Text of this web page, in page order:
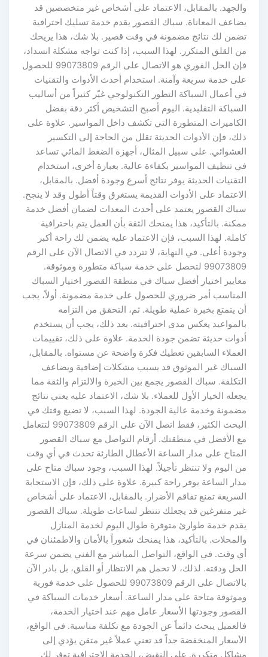
والجهد. بالمقابل، الاعتماد على أشخاص غير متخصصين قد
يضاعف المعاناة. سباك القصور يقدم خدمة تسليك احترافية
تضمن لك نتائج مضمونة في وقت قصير. بلا شك، هذا يريحك
من القلق المتكرر. لهذا السبب، إذا كنت تواجه مشكلة انسداد،
فإن الحل الفوري هو الاتصال على الرقم 99073809 للحصول
على خدمة سريعة وآمنة. استخدام أحدث الأدوات والتقنيات
في أعمال السباكة التطور التكنولوجي غيّر كثيراً من أساليب
السباكة التقليدية. اليوم أصبح التشخيص أكثر دقة بفضل
الكاميرات المتطورة التي تكشف داخل المواسير. علاوة على
ذلك، فإن الأدوات الحديثة تقلل من الحاجة إلى التكسير
العشوائي. على سبيل المثال، أجهزة الضغط المائي تساعد
في تنظيف المواسير بكفاءة عالية. بعبارة أخرى، استخدام
التقنيات الحديثة يوفر نتائج أسرع وجودة أفضل. بالمقابل،
الاعتماد على الأدوات القديمة يستغرق وقتاً أطول وقد لا ينجح.
سباك القصور يعتمد على أحدث المعدات لضمان أفضل خدمة
ممكنة. بالتأكيد، هذا يمنحك الثقة بأن العمل يتم باحترافية
كاملة. لهذا السبب، فإن الاعتماد عليه يضمن لك راحة أكبر
وجودة أعلى. في النهاية، لا تتردد في الاتصال الآن على الرقم
99073809 لتحصل على خدمة سباكة متطورة وموثوقة.
معايير اختيار أفضل سباك في منطقة القصور اختيار السباك
المناسب أمر ضروري للحصول على خدمة مضمونة. أولاً، يجب
أن يتمتع بخبرة عملية طويلة. ثم، التحقق من التزامه
بالمواعيد يعكس مدى احترافيته. بعد ذلك، يجب أن يستخدم
أدوات حديثة تضمن جودة الخدمة. علاوة على ذلك، تقييمات
العملاء السابقين تعطيك فكرة واضحة عن مستواه. بالمقابل،
السباك غير الموثوق قد يسبب مشكلات إضافية ويضاعف
التكلفة. سباك القصور يجمع بين الخبرة والالتزام والثقة مما
يجعله الخيار الأول للعملاء. بلا شك، الاعتماد عليه يعني نتائج
مضمونة وخدمة عالية الجودة. لهذا السبب، لا تضيع وقتك في
البحث الكثير، فقط اتصل الآن على الرقم 99073809 لتتعامل
مع الأفضل في منطقتك. أرقام التواصل مع سباك القصور
المتاح على مدار الساعة الأعطال الطارئة تحدث في أي وقت
من اليوم ولا تنتظر تأجيلاً. لهذا السبب، وجود سباك متاح على
مدار الساعة يوفر راحة كبيرة. علاوة على ذلك، فإن الاستجابة
السريعة تمنع تفاقم الأضرار. بالمقابل، الاعتماد على أشخاص
غير متفرغين قد يجعلك تنتظر لساعات طويلة. سباك القصور
يقدم خدمة طوارئ متوفرة طوال اليوم لخدمة المنازل
والمحلات. بالتأكيد، هذا يمنحك شعوراً بالأمان والاطمئنان في
أي وقت. في الواقع، التواصل المباشر مع الفني يضمن سرعة
الحل ودقته. لذلك، لا تحمل هم الانتظار أو القلق، بل بادر الآن
بالاتصال على الرقم 99073809 للحصول على خدمة فورية
وموثوقة متاحة على مدار الساعة. أسعار خدمات السباكة في
القصور وجودتها الأسعار عامل مهم عند اختيار الخدمة،
فالعميل يبحث دائماً عن الجودة مع تكلفة مناسبة. في الواقع،
الأسعار المنخفضة جداً قد تعني عملاً غير متقن يؤدي إلى
مشاكل متكررة. على النقيض، الخدمة الاحترافية توفر لك